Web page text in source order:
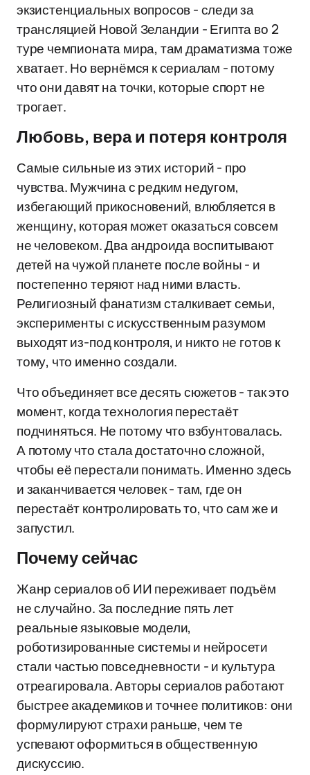
экзистенциальных вопросов - следи за
трансляцией Новой Зеландии - Египта во 2
туре чемпионата мира, там драматизма тоже
хватает. Но вернёмся к сериалам - потому
что они давят на точки, которые спорт не
трогает.
Любовь, вера и потеря контроля
Самые сильные из этих историй - про
чувства. Мужчина с редким недугом,
избегающий прикосновений, влюбляется в
женщину, которая может оказаться совсем
не человеком. Два андроида воспитывают
детей на чужой планете после войны - и
постепенно теряют над ними власть.
Религиозный фанатизм сталкивает семьи,
эксперименты с искусственным разумом
выходят из-под контроля, и никто не готов к
тому, что именно создали.
Что объединяет все десять сюжетов - так это
момент, когда технология перестаёт
подчиняться. Не потому что взбунтовалась.
А потому что стала достаточно сложной,
чтобы её перестали понимать. Именно здесь
и заканчивается человек - там, где он
перестаёт контролировать то, что сам же и
запустил.
Почему сейчас
Жанр сериалов об ИИ переживает подъём
не случайно. За последние пять лет
реальные языковые модели,
роботизированные системы и нейросети
стали частью повседневности - и культура
отреагировала. Авторы сериалов работают
быстрее академиков и точнее политиков: они
формулируют страхи раньше, чем те
успевают оформиться в общественную
дискуссию.